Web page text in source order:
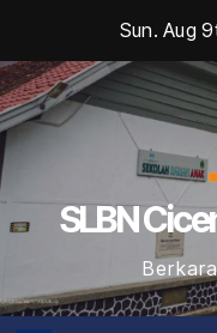
content
Sun. Aug
SLBN